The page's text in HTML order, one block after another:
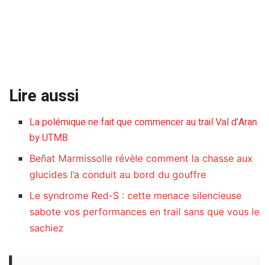
Lire aussi
La polémique ne fait que commencer au trail Val d’Aran
by UTMB
Beñat Marmissolle révèle comment la chasse aux
glucides l’a conduit au bord du gouffre
Le syndrome Red-S : cette menace silencieuse
sabote vos performances en trail sans que vous le
sachiez